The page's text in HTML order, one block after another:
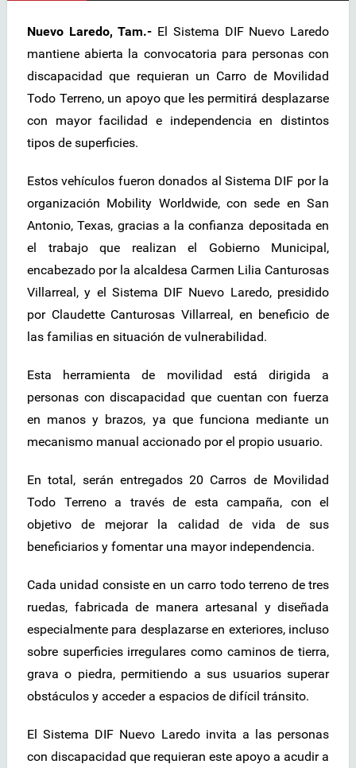
Nuevo Laredo, Tam.- El Sistema DIF Nuevo Laredo
mantiene abierta la convocatoria para personas con
discapacidad que requieran un Carro de Movilidad
Todo Terreno, un apoyo que les permitirá desplazarse
con mayor facilidad e independencia en distintos
tipos de superficies.
Estos vehículos fueron donados al Sistema DIF por la
organización Mobility Worldwide, con sede en San
Antonio, Texas, gracias a la confianza depositada en
el trabajo que realizan el Gobierno Municipal,
encabezado por la alcaldesa Carmen Lilia Canturosas
Villarreal, y el Sistema DIF Nuevo Laredo, presidido
por Claudette Canturosas Villarreal, en beneficio de
las familias en situación de vulnerabilidad.
Esta herramienta de movilidad está dirigida a
personas con discapacidad que cuentan con fuerza
en manos y brazos, ya que funciona mediante un
mecanismo manual accionado por el propio usuario.
En total, serán entregados 20 Carros de Movilidad
Todo Terreno a través de esta campaña, con el
objetivo de mejorar la calidad de vida de sus
beneficiarios y fomentar una mayor independencia.
Cada unidad consiste en un carro todo terreno de tres
ruedas, fabricada de manera artesanal y diseñada
especialmente para desplazarse en exteriores, incluso
sobre superficies irregulares como caminos de tierra,
grava o piedra, permitiendo a sus usuarios superar
obstáculos y acceder a espacios de difícil tránsito.
El Sistema DIF Nuevo Laredo invita a las personas
con discapacidad que requieran este apoyo a acudir a